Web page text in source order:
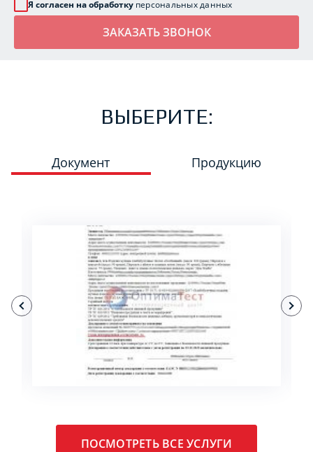
Я согласен на обработку персональных данных
ВЫБЕРИТЕ:
Документ Продукцию
ПОДРОБНЕЕ
ПОСМОТРЕТЬ ВСЕ УСЛУГИ